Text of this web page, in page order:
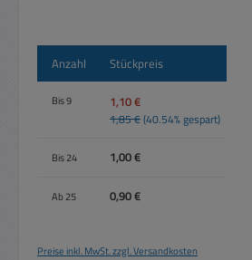
Anzahl Stückpreis
Bis9 1,10 €
1,85 €(40.54% gespart)
Bis24 1,00 €
Ab 25 0,90 €
Preise inkl. MwSt. zzgl. Versandkosten